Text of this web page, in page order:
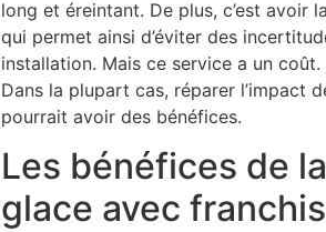
long et éreintant. De plus, c’est avoir
qui permet ainsi d’éviter des
installation. Mais ce service a un coût.
Dans la plupart cas, réparer l’impact
pourrait avoir des bénéfices.
Les bénéfices de
glace avec